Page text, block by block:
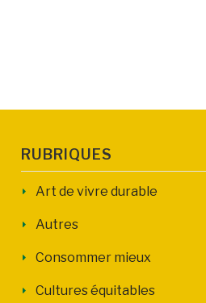
RUBRIQUES
Art de vivre durable
Autres
Consommer mieux
Cultures équitables